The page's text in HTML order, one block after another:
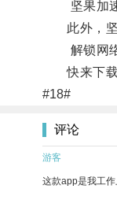
坚果加速
此外，坚
解锁网络
快来下载
#18#
评论
游客
这款app是我工